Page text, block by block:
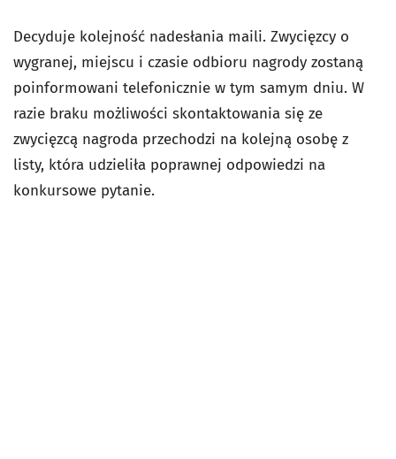
Decyduje kolejność nadesłania maili. Zwycięzcy o
wygranej, miejscu i czasie odbioru nagrody zostaną
poinformowani telefonicznie w tym samym dniu. W
razie braku możliwości skontaktowania się ze
zwycięzcą nagroda przechodzi na kolejną osobę z
listy, która udzieliła poprawnej odpowiedzi na
konkursowe pytanie.